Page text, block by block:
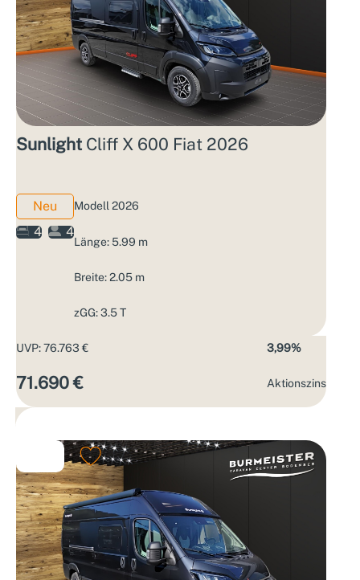
Sunlight Cliff X 600 Fiat 2026
Neu
4
4
Modell 2026
Länge: 5.99 m
Breite: 2.05 m
zGG: 3.5 T
UVP: 76.763 €
71.690 €
3,99%
Aktions­zins